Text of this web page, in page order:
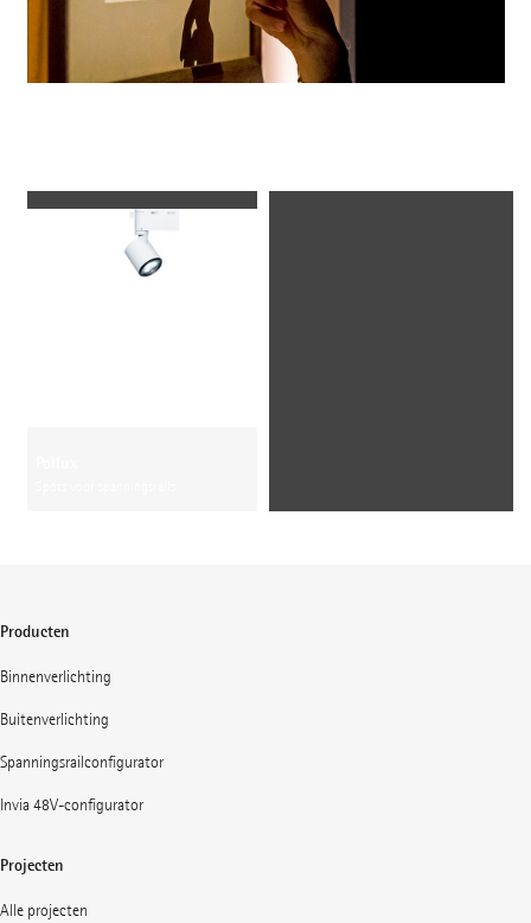
Producten
Binnenverlichting
Buitenverlichting
Spanningsrailconfigurator
Invia 48V-configurator
Projecten
Alle projecten